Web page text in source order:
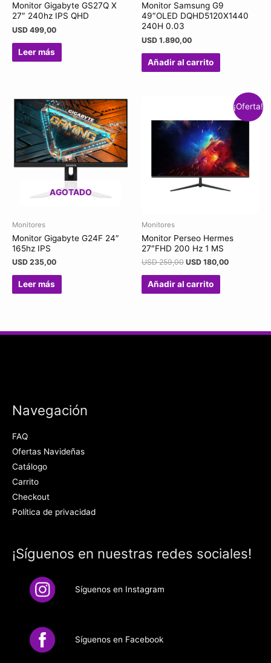
Monitor Gigabyte GS27Q X
27″ 240hz IPS QHD
USD 499,00
Leer más
Monitor Samsung G9
49″OLED DQHD5120X1440
240H 0.03
USD 1.890,00
Añadir al carrito
AGOTADO
Monitores
Monitor Gigabyte G24F 24″
165hz IPS
USD 235,00
Leer más
¡Oferta!
Monitores
Monitor Perseo Hermes
27″FHD 200 Hz 1 MS
USD259,00 USD 180,00
Añadir al carrito
Navegación
FAQ
Ofertas Navideñas
Catálogo
Carrito
Checkout
Política de privacidad
¡Síguenos en nuestras redes sociales!
Síguenos en Instagram
Síguenos en Facebook